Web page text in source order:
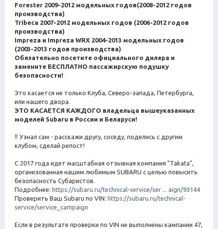
Forester 2009-2012 модельных годов(2008-2012 годов
производства)
Tribeca 2007-2012 модельных годов (2006-2012 годов
производства)
Impreza и Impreza WRX 2004-2013 модельных годов
(2003-2013 годов производства)
Обязательно посетите официального дилера и
замените БЕСПЛАТНО пассажирскую подушку
безопасности!
Это касается не только Клуба, Северо-запада, Петербурга,
или нашего двора.
ЭТО КАСАЕТСЯ КАЖДОГО владельца вышеуказанных
моделей Subaru в России и Беларуси!
‼ Узнал сам - расскажи другу, соседу, поделись с другим
клубом, сделай репост!
С 2017 года идет масштабная отзывная компания "Takata",
организованная нашим любимым SUBARU с целью повысить
безопасность Субаристов.
Подробнее: https://subaru.ru/technical-service/ser ... aign/93144
Проверить Ваш Subaru по VIN: https://subaru.ru/technical-
service/service_campaign
Если в результате проверки по VIN не выполнены кампании 47,